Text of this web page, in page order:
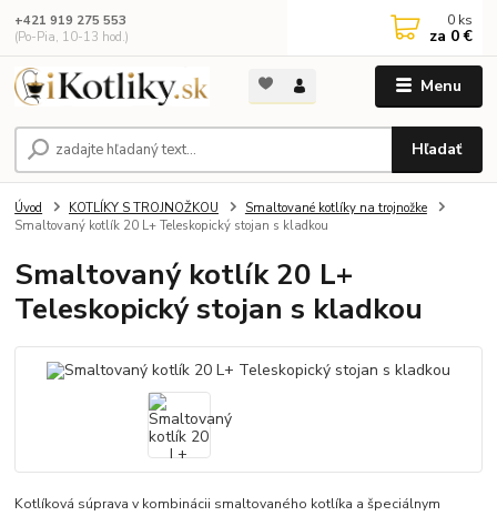
Menu
Hľadať
+421 919 275 553
(Po-Pia, 10-13 hod.)
0 ks
za 0 €
Úvod KOTLÍKY S TROJNOŽKOU
Smaltované kotlíky na trojnožke
Smaltovaný kotlík 20 L+ Teleskopický stojan s kladkou
Smaltovaný kotlík 20 L+
Teleskopický stojan s kladkou
Kotlíková súprava v kombinácii smaltovaného kotlíka a špeciálnym